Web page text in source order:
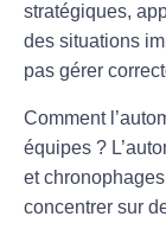
stratégiques,
des situations
pas gérer
Comment
équipes ?
et
concentrer sur